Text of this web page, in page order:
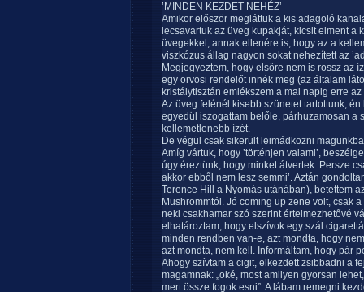
’MINDEN KEZDET NEHÉZ’
Amikor először megláttuk a kis adagoló
lecsavartuk az üveg kupakját, kicsit elment
üvegekkel, annak ellenére is, hogy az a
viszkózus állag nagyon sokat nehezített az
Megjegyeztem, hogy elsőre nem is rossz az
egy orvosi rendelőt innék meg (az általam
kristálytisztán emlékszem a mai napig erre
Az üveg felénél kisebb szünetet tartottunk,
egyedül iszogattam belőle, párhuzamosan a
kellemetlenebb ízét.
De végül csak sikerült leimádkozni
Amíg vártuk, hogy ’történjen valami’,
úgy éreztünk, hogy minket átvertek. Persze
akkor ebből nem lesz semmi’. Aztán
Terence Hill a Nyomás utánában), betettem
Mushrommtól. Jó coming up zene volt, csak
neki csakhamar szó szerint értelmezhetővé
elhatároztam, hogy elszívok egy szál
minden rendben van-e, azt mondta, hogy
azt mondta, nem kell. Informáltam, hogy pár
Ahogy szívtam a cigit, elkezdett zsibbadni a
magamnak: „oké, most amilyen gyorsan
mert össze fogok esni”. A lábam remegni